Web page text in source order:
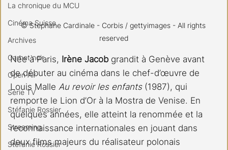
La chronique du MCU
Cinéma Suisse
Archives
Carnet noir
Open Air
Série TV
Stéfanie Rossier
Streaming
Stefanie Rossier
© Stephane Cardinale - Corbis / gettyimages - All rights
reserved
Née à Paris, Irène Jacob grandit à Genève avant
de débuter au cinéma dans le chef-d’œuvre de
Louis Malle Au revoir les enfants (1987), qui
remporte le Lion d’Or à la Mostra de Venise. En
quelques années, elle atteint la renommée et la
reconnaissance internationales en jouant dans
deux films majeurs du réalisateur polonais